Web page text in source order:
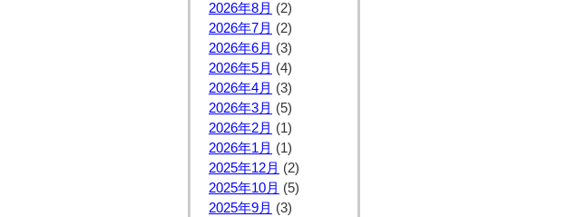
2026年8月 (2)
2026年7月 (2)
2026年6月 (3)
2026年5月 (4)
2026年4月 (3)
2026年3月 (5)
2026年2月 (1)
2026年1月 (1)
2025年12月 (2)
2025年10月 (5)
2025年9月 (3)